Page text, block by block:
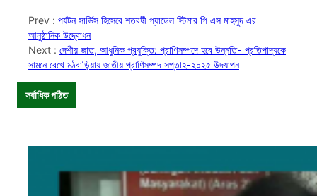
Prev : পর্যটন সার্ভিস হিসেবে শতবর্ষী প্যাডেল স্টিমার পি এস মাহসুদ এর
আনুষ্ঠানিক উদ্বোধন
Next : দেশীয় জাত, আধুনিক প্রযুক্তি: প্রাণিসম্পদে হবে উন্নতি- প্রতিপাদ্যকে
সামনে রেখে মঠবাড়িয়ায় জাতীয় প্রাণিসম্পদ সপ্তাহ-২০২৫ উদযাপন
সর্বাধিক পঠিত